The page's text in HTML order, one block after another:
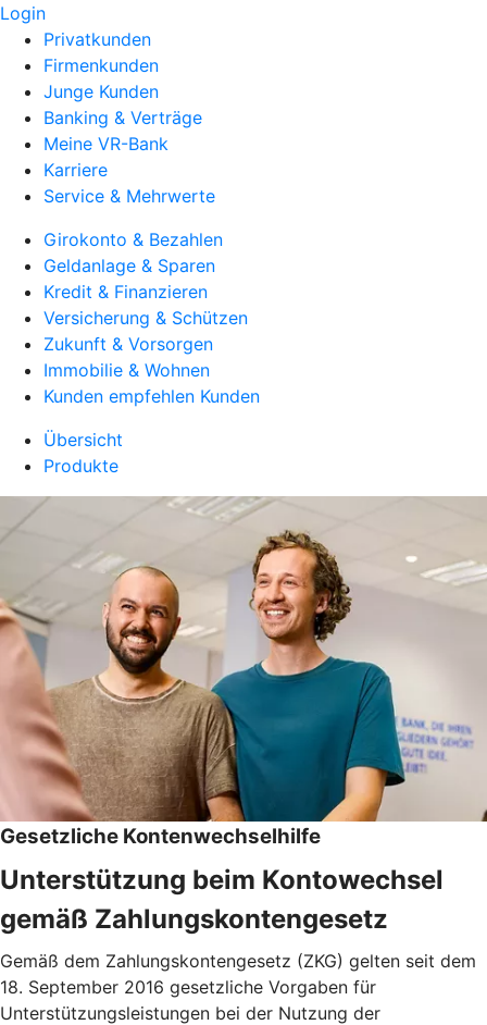
Login
Privatkunden
Firmenkunden
Junge Kunden
Banking & Verträge
Meine VR-Bank
Karriere
Service & Mehrwerte
Girokonto & Bezahlen
Geldanlage & Sparen
Kredit & Finanzieren
Versicherung & Schützen
Zukunft & Vorsorgen
Immobilie & Wohnen
Kunden empfehlen Kunden
Übersicht
Produkte
Gesetzliche Kontenwechselhilfe
Unterstützung beim Kontowechsel
gemäß Zahlungskontengesetz
Gemäß dem Zahlungskontengesetz (ZKG) gelten seit dem
18. September 2016 gesetzliche Vorgaben für
Unterstützungsleistungen bei der Nutzung der